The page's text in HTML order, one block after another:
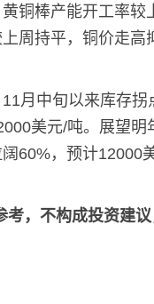
铜棒产能开工率
周持平，铜价走高
中旬以来库存拐
美元/吨。展望明
60%，预计12000
，不构成投资建